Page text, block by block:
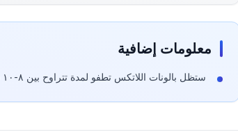
معلومات إضافية
ستظل بالونات اللاتكس تطفو لمدة تتراوح بين ٨-١٠ ساعات، على حسب مكانها."